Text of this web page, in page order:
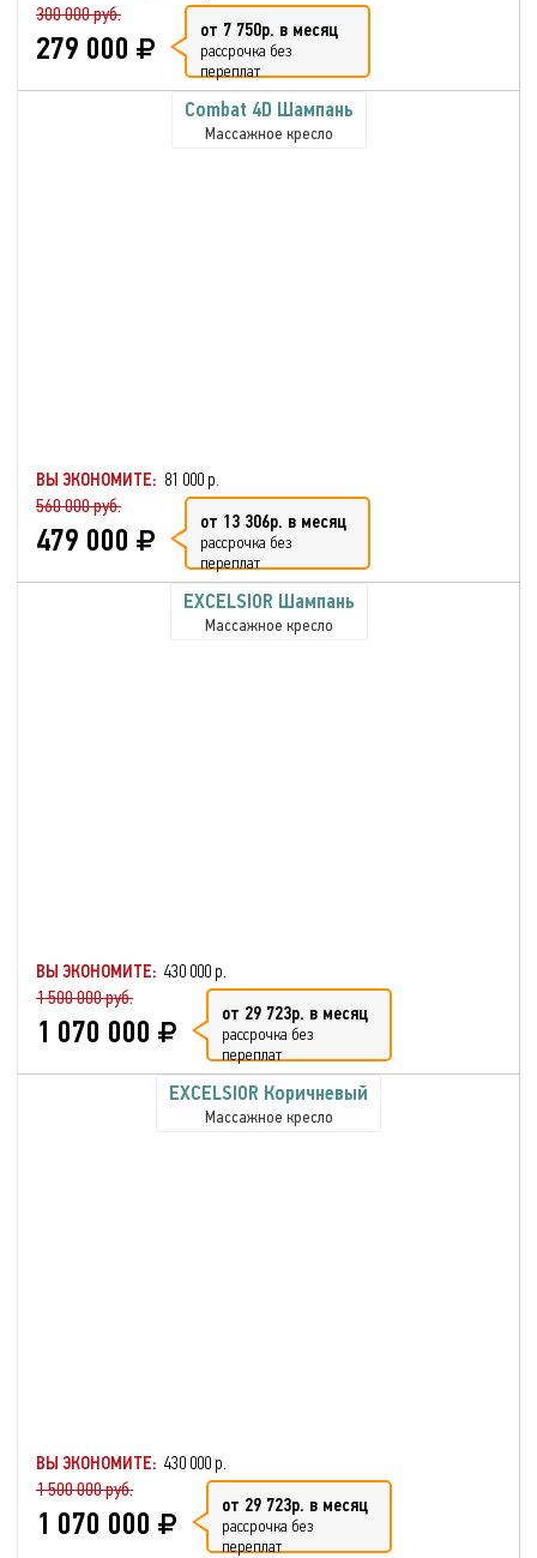
300 000 руб.
279 000 от 7 750р. в месяц
рассрочка без
переплат
Combat 4D Шампань
Массажное кресло
ВЫ ЭКОНОМИТЕ: 81 000 р.
560 000 руб.
479 000 от 13 306р. в месяц
рассрочка без
переплат
EXCELSIOR Шампань
Массажное кресло
ВЫ ЭКОНОМИТЕ: 430 000 р.
1 500 000 руб.
1 070 000 от 29 723р. в месяц
рассрочка без
переплат
EXCELSIOR Коричневый
Массажное кресло
ВЫ ЭКОНОМИТЕ: 430 000 р.
1 500 000 руб.
1 070 000 от 29 723р. в месяц
рассрочка без
переплат